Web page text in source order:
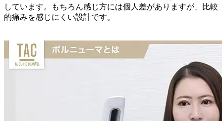
しています。もちろん感じ方には個人差がありますが、比較
的痛みを感じにくい設計です。